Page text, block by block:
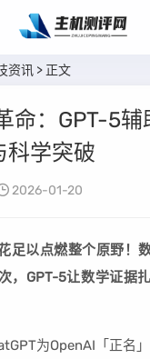
资讯 > 正文
命：GPT-5辅
科学突破
2026-01-20
足以点燃整个原野！
，GPT-5让数学证据
为OpenAI「正名」